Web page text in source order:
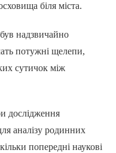
біля міста.
надзвичайно
потужні щелепи,
сутичок між
дослідження
аналізу родинних
попередні наукові